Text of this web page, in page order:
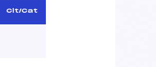
Clt/Cat